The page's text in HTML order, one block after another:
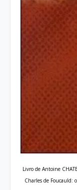
Livro de Antoine
Charles de Foucauld: